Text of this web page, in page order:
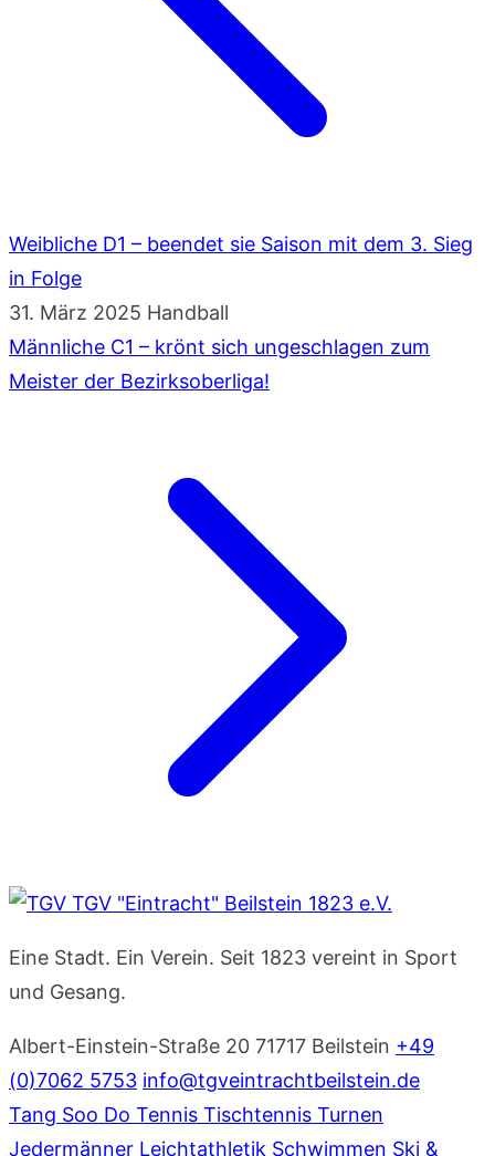
Weibliche D1 – beendet sie Saison mit dem 3. Sieg
in Folge
31. März 2025 Handball
Männliche C1 – krönt sich ungeschlagen zum
Meister der Bezirksoberliga!
TGV "Eintracht" Beilstein 1823 e.V.
Eine Stadt. Ein Verein. Seit 1823 vereint in Sport
und Gesang.
Albert-Einstein-Straße 20 71717 Beilstein +49
(0)7062 5753 info@tgveintrachtbeilstein.de
Tang Soo Do Tennis Tischtennis Turnen
Jedermänner Leichtathletik Schwimmen Ski &